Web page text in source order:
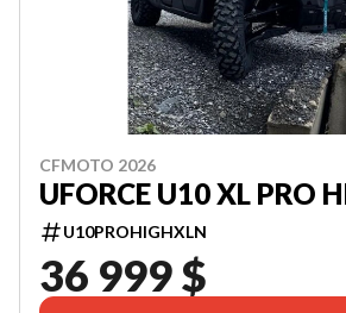
CFMOTO 2026
UFORCE U10 XL PRO
U10PROHIGHXLN
36 999 $